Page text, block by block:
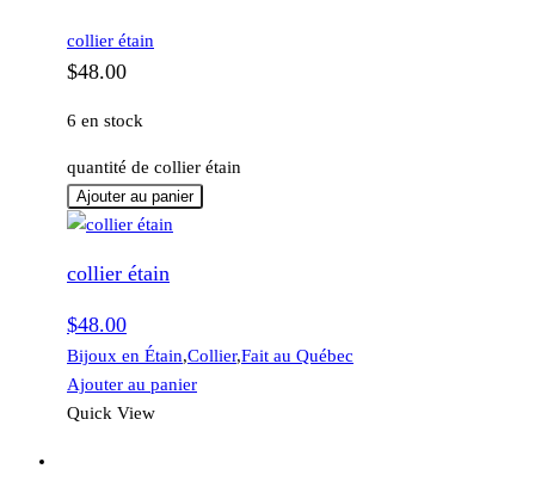
collier étain
$48.00
6 en stock
quantité de collier étain
Ajouter au panier
collier étain
$48.00
Bijoux en Étain,Collier,Fait au Québec
Ajouter au panier
Quick View